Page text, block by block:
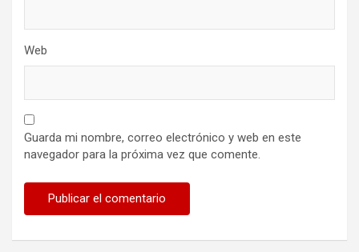
Web
Guarda mi nombre, correo electrónico y web en este
navegador para la próxima vez que comente.